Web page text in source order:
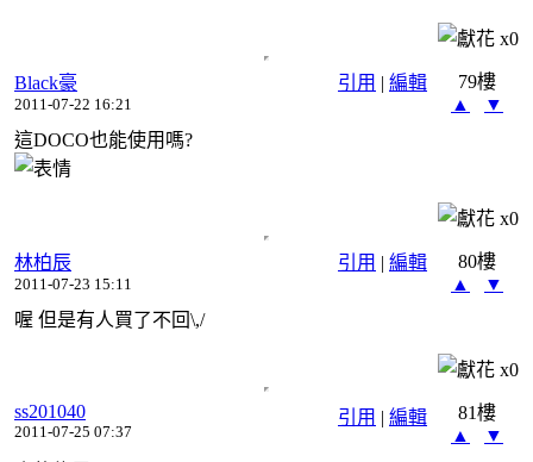
x0
引用 | 編輯
Black豪
2011-07-22 16:21
79樓
▲
▼
這DOCO也能使用嗎?
x0
引用 | 編輯
林柏辰
2011-07-23 15:11
80樓
▲
▼
喔 但是有人買了不回\,/
x0
引用 | 編輯
ss201040
2011-07-25 07:37
81樓
▲
▼